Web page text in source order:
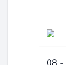
08 -